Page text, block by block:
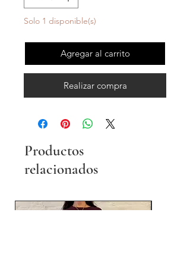
Solo 1 disponible(s)
Agregar al carrito
Realizar compra
Productos
relacionados